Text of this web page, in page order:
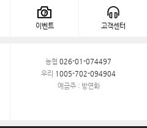
이벤트 고객센터
농협 026-01-074497
우리 1005-702-094904
예금주 : 방연화